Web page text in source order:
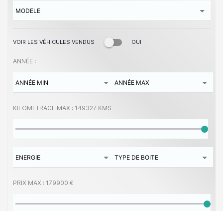
VOIR LES VÉHICULES VENDUS OUI
ANNÉE :
KILOMETRAGE MAX : 149327 KMS
PRIX MAX : 179900 €